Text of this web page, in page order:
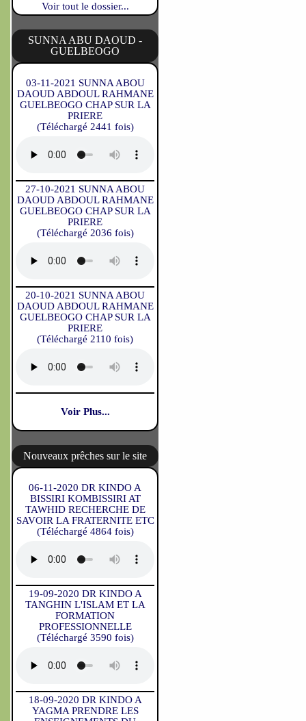
Voir tout le dossier...
SUNNA ABU DAOUD -
GUELBEOGO
03-11-2021 SUNNA ABOU
DAOUD ABDOUL RAHMANE
GUELBEOGO CHAP SUR LA
PRIERE
(Téléchargé 2441 fois)
27-10-2021 SUNNA ABOU
DAOUD ABDOUL RAHMANE
GUELBEOGO CHAP SUR LA
PRIERE
(Téléchargé 2036 fois)
20-10-2021 SUNNA ABOU
DAOUD ABDOUL RAHMANE
GUELBEOGO CHAP SUR LA
PRIERE
(Téléchargé 2110 fois)
Voir Plus...
Nouveaux prêches sur le site
06-11-2020 DR KINDO A
BISSIRI KOMBISSIRI AT
TAWHID RECHERCHE DE
SAVOIR LA FRATERNITE ETC
(Téléchargé 4864 fois)
19-09-2020 DR KINDO A
TANGHIN L'ISLAM ET LA
FORMATION
PROFESSIONNELLE
(Téléchargé 3590 fois)
18-09-2020 DR KINDO A
YAGMA PRENDRE LES